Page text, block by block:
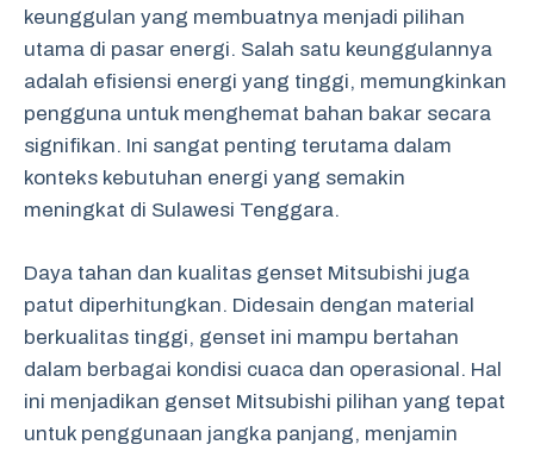
keunggulan yang membuatnya menjadi pilihan
utama di pasar energi. Salah satu keunggulannya
adalah efisiensi energi yang tinggi, memungkinkan
pengguna untuk menghemat bahan bakar secara
signifikan. Ini sangat penting terutama dalam
konteks kebutuhan energi yang semakin
meningkat di Sulawesi Tenggara.
Daya tahan dan kualitas genset Mitsubishi juga
patut diperhitungkan. Didesain dengan material
berkualitas tinggi, genset ini mampu bertahan
dalam berbagai kondisi cuaca dan operasional. Hal
ini menjadikan genset Mitsubishi pilihan yang tepat
untuk penggunaan jangka panjang, menjamin